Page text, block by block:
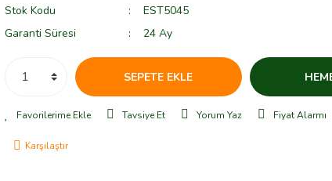
Stok Kodu
EST5045
Garanti Süresi
24 Ay
SEPETE EKLE
Tavsiye Et Yorum Yaz Fiyat Alarmı
Karşılaştır